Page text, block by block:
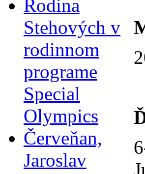
Rodina
Stehových v
rodinnom
programe
Special
Olympics
Červeňan,
Jaroslav